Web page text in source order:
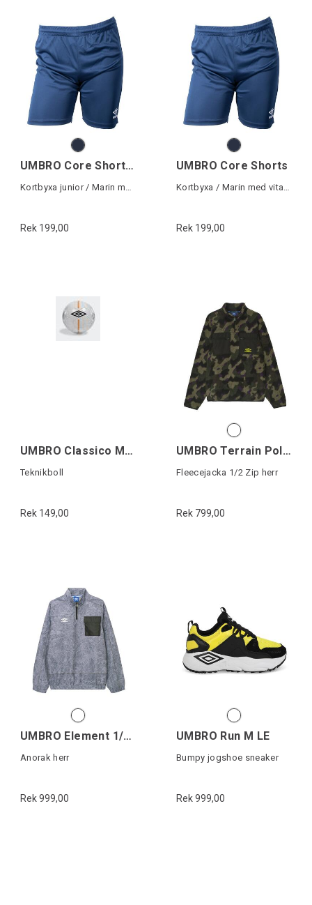
UMBRO Core Shorts Jr
Rek 199,00
UMBRO Core Shorts
Rek 199,00
UMBRO Classico Mini Ball Vit/Svart 1
Teknikboll
Rek 149,00
UMBRO Terrain Polar Fleece
Fleecejacka 1/2 Zip herr
Rek 799,00
UMBRO Element 1/2 Zip
Anorak herr
Rek 999,00
UMBRO Run M LE
Bumpy jogshoe sneaker
Rek 999,00